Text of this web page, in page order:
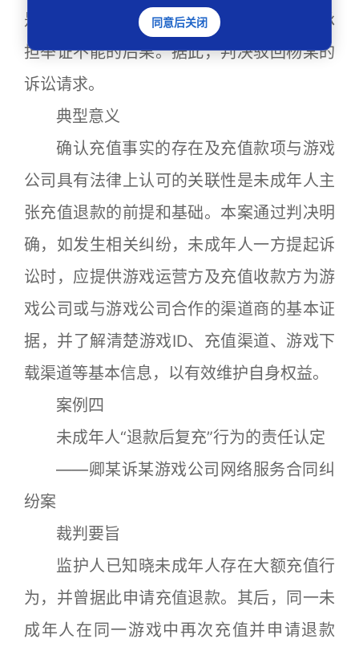
是杨某对案涉游戏账户下的充值款项，应承
担举证不能的后果。据此，判决驳回杨某的
诉讼请求。
典型意义
确认充值事实的存在及充值款项与游戏
公司具有法律上认可的关联性是未成年人主
张充值退款的前提和基础。本案通过判决明
确，如发生相关纠纷，未成年人一方提起诉
讼时，应提供游戏运营方及充值收款方为游
戏公司或与游戏公司合作的渠道商的基本证
据，并了解清楚游戏ID、充值渠道、游戏下
载渠道等基本信息，以有效维护自身权益。
案例四
未成年人“退款后复充”行为的责任认定
——卿某诉某游戏公司网络服务合同纠
纷案
裁判要旨
监护人已知晓未成年人存在大额充值行
为，并曾据此申请充值退款。其后，同一未
成年人在同一游戏中再次充值并申请退款
同意后关闭